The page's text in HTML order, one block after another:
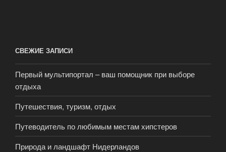
СВЕЖИЕ ЗАПИСИ
Первый мультипортал – ваш помощник при выборе
отдыха
Путешествия, туризм, отдых
Путеводитель по любимым местам хипстеров
Природа и ландшафт Нидерландов